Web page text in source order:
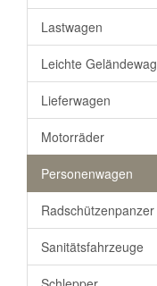
Lastwagen
Leichte
Lieferwagen
Motorräder
Personenwagen
Radschützenpanzer
Sanitätsfahrzeuge